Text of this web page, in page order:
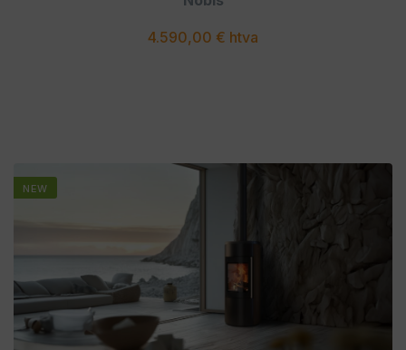
4.590,00 € htva
NEW